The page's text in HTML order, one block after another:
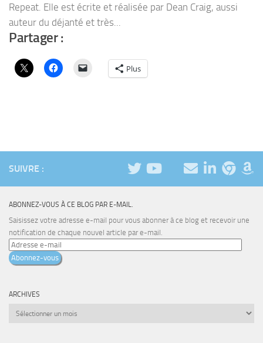
Repeat. Elle est écrite et réalisée par Dean Craig, aussi
auteur du déjanté et très...
Partager :
Plus
SUIVRE :
ABONNEZ-VOUS À CE BLOG PAR E-MAIL.
Saisissez votre adresse e-mail pour vous abonner à ce blog et recevoir une
notification de chaque nouvel article par e-mail.
Adresse
e-Abonnez-vous
ARCHIVES
Archives